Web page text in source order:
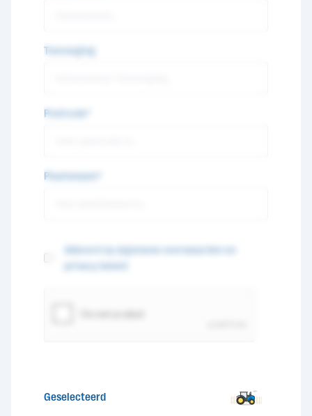
Toevoeging
Postcode*
Plaatsnaam*
Akkoord op algemene voorwaarden en
Geselecteerd